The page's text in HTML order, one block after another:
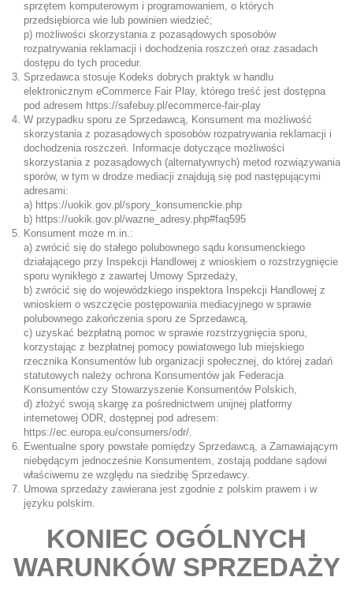
sprzętem komputerowym i programowaniem, o których
przedsiębiorca wie lub powinien wiedzieć;
p) możliwości skorzystania z pozasądowych sposobów
rozpatrywania reklamacji i dochodzenia roszczeń oraz zasadach
dostępu do tych procedur.
Sprzedawca stosuje Kodeks dobrych praktyk w handlu
elektronicznym eCommerce Fair Play, którego treść jest dostępna
pod adresem https://safebuy.pl/ecommerce-fair-play
W przypadku sporu ze Sprzedawcą, Konsument ma możliwość
skorzystania z pozasądowych sposobów rozpatrywania reklamacji i
dochodzenia roszczeń. Informacje dotyczące możliwości
skorzystania z pozasądowych (alternatywnych) metod rozwiązywania
sporów, w tym w drodze mediacji znajdują się pod następującymi
adresami:
a) https://uokik.gov.pl/spory_konsumenckie.php
b) https://uokik.gov.pl/wazne_adresy.php#faq595
Konsument może m.in.:
a) zwrócić się do stałego polubownego sądu konsumenckiego
działającego przy Inspekcji Handlowej z wnioskiem o rozstrzygnięcie
sporu wynikłego z zawartej Umowy Sprzedaży,
b) zwrócić się do wojewódzkiego inspektora Inspekcji Handlowej z
wnioskiem o wszczęcie postępowania mediacyjnego w sprawie
polubownego zakończenia sporu ze Sprzedawcą,
c) uzyskać bezpłatną pomoc w sprawie rozstrzygnięcia sporu,
korzystając z bezpłatnej pomocy powiatowego lub miejskiego
rzecznika Konsumentów lub organizacji społecznej, do której zadań
statutowych należy ochrona Konsumentów jak Federacja
Konsumentów czy Stowarzyszenie Konsumentów Polskich,
d) złożyć swoją skargę za pośrednictwem unijnej platformy
internetowej ODR, dostępnej pod adresem:
https://ec.europa.eu/consumers/odr/.
Ewentualne spory powstałe pomiędzy Sprzedawcą, a Zamawiającym
niebędącym jednocześnie Konsumentem, zostają poddane sądowi
właściwemu ze względu na siedzibę Sprzedawcy.
Umowa sprzedaży zawierana jest zgodnie z polskim prawem i w
języku polskim.
KONIEC OGÓLNYCH
WARUNKÓW SPRZEDAŻY